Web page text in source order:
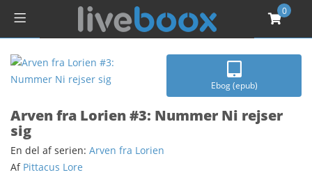
0
Ebog (epub)
Arven fra Lorien #3: Nummer Ni rejser
sig
En del af serien: Arven fra Lorien
Af Pittacus Lore